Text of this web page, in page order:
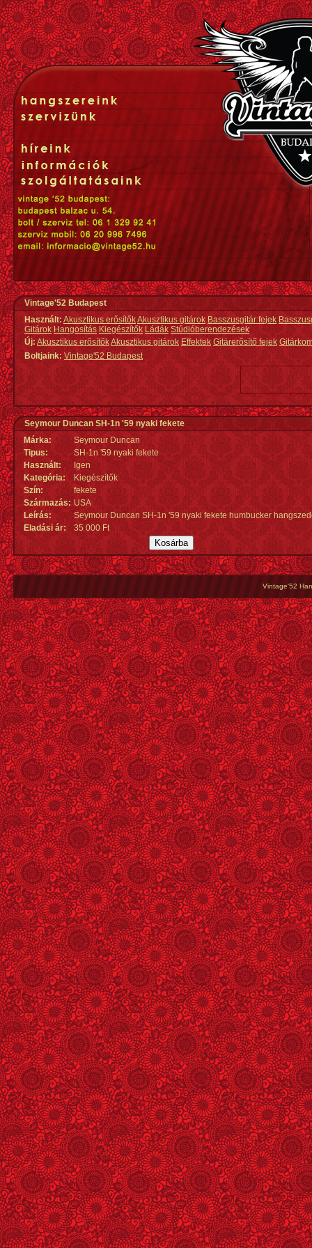
Vintage'52 Budapest
Használt: Akusztikus erősítőkAkusztikus gitárok Basszusgitár fejek
Gitárok Hangosítás Kiegészítők Ládák Stúdióberendezések
Új:Akusztikus erősítőkAkusztikus gitárok Effektek Gitárerősítő fejek
Boltjaink: Vintage'52 Budapest
Seymour Duncan SH-1n '59 nyaki fekete
Márka:
Seymour Duncan
Tipus:
SH-1n '59 nyaki fekete
Használt:
Igen
Kategória:
Kiegészítők
Szín:
fekete
Származás: USA
Leírás:
Seymour Duncan SH-1n '59 nyaki fekete humbucker
Eladási ár:
35 000 Ft
Vintage'52